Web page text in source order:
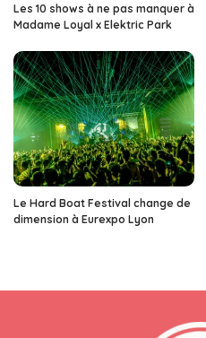
Les 10 shows à ne pas manquer à
Madame Loyal x Elektric Park
Le Hard Boat Festival change de
dimension à Eurexpo Lyon